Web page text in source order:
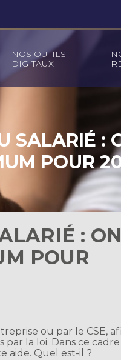
NOS OUTILS
DIGITAUX
SALARIÉ :
POUR
: ON
POUR
ou par le CSE,
la loi. Dans ce
aide. Quel est-il ?